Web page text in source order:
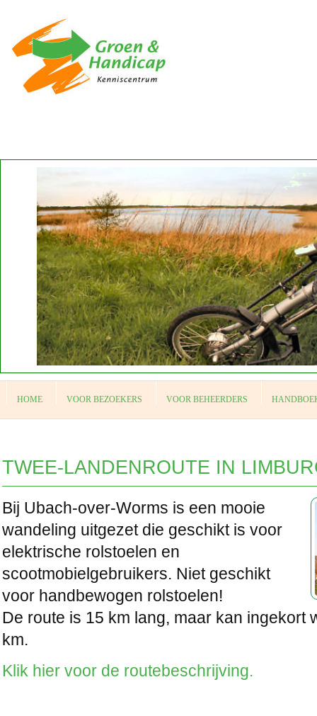
HOME VOOR BEZOEKERS VOOR BEHEERDERS
TWEE-LANDENROUTE IN
Bij Ubach-over-Worms is een mooie
wandeling uitgezet die geschikt is voor
elektrische rolstoelen en
scootmobielgebruikers. Niet geschikt
voor handbewogen rolstoelen!
De route is 15 km lang, maar kan ingekort
km.
Klik hier voor de routebeschrijving.